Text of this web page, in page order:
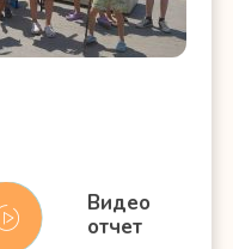
Видео
отчет